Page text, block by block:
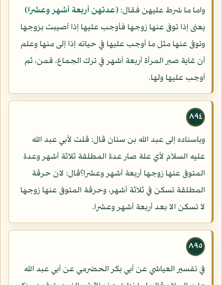
واما ما شرط عليهن فقال: (عدتهن أربعة أشهر وعشرا)
يعنى إذا توفى عنها زوجها فأوجب عليها إذا أصيبت بزوجها
وتوفى عنها مثل ما أوجب عليها في حياته إذا إلى منها وعلم
أن غاية صبر المرأة أربعة أشهر في ترك الجماع، فمن، ثم
أوجب عليها ولها.
٨٩٤
وباسناده إلى عبد الله بن سنان قال: قلت لأبي عبد الله
عليه السلام لأي علة صار عدة المطلقة ثلاثة أشهر وعدة
المتوفى عنها زوجها أربعة أشهر وعشرا؟قال: لان حرقة
المطلقة تسكن في ثلاثة أشهر، وحرقة المتوفى عنها زوجها
لا تسكن الا بعد أربعة أشهر وعشرا.
٨٩٥
في تفسير العياشي عن أبي بكر الحضرمي عن أبي عبد الله